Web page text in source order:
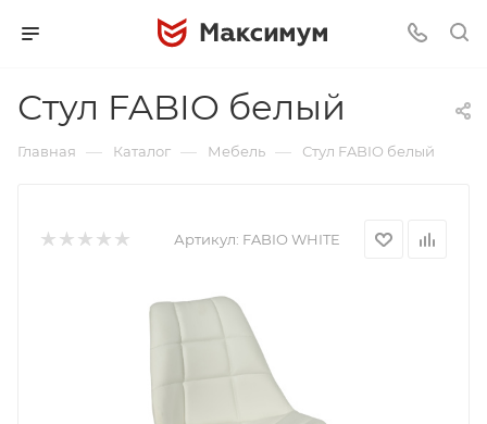
Стул FABIO белый
Главная — Каталог — Мебель — Стул FABIO белый
Артикул: FABIO WHITE